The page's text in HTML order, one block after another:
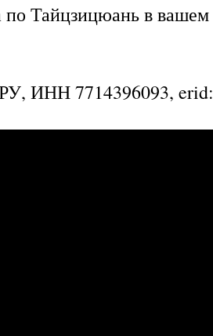
по Тайцзицюань в вашем
ИНН 7714396093,